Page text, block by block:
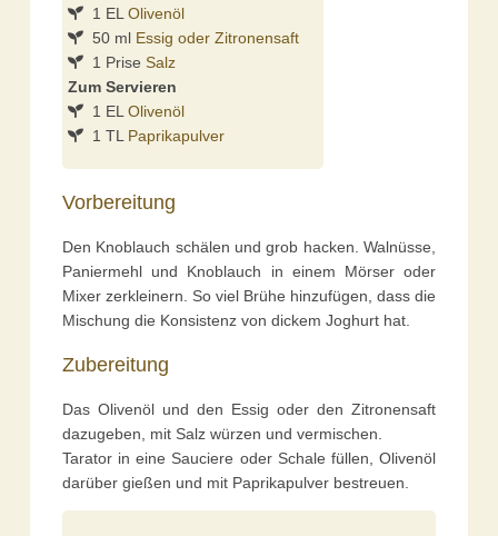
1 ELOlivenöl
50 ml Essig oder Zitronensaft
1 Prise Salz
Zum Servieren
1 ELOlivenöl
1 TL Paprikapulver
Vorbereitung
Den Knoblauch schälen und grob hacken. Walnüsse,
Paniermehl und Knoblauch in einem Mörser oder
Mixer zerkleinern. So viel Brühe hinzufügen, dass die
Mischung die Konsistenz von dickem Joghurt hat.
Zubereitung
Das Olivenöl und den Essig oder den Zitronensaft
dazugeben, mit Salz würzen und vermischen.
Tarator in eine Sauciere oder Schale füllen, Olivenöl
darüber gießen und mit Paprikapulver bestreuen.